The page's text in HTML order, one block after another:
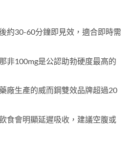
約30-60分鐘即見效，適合即時需
非100mg是公認助勃硬度最高的
廠生產的威而鋼雙效品牌超過20
食會明顯延遲吸收，建議空腹或